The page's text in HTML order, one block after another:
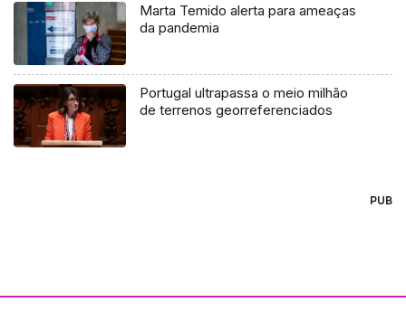
Marta Temido alerta para ameaças
da pandemia
Portugal ultrapassa o meio milhão
de terrenos georreferenciados
PUB